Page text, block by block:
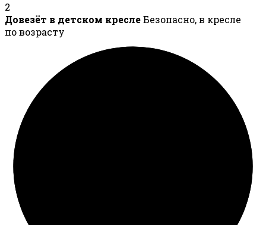
2
Довезёт в детском креслеБезопасно, в кресле
по возрасту